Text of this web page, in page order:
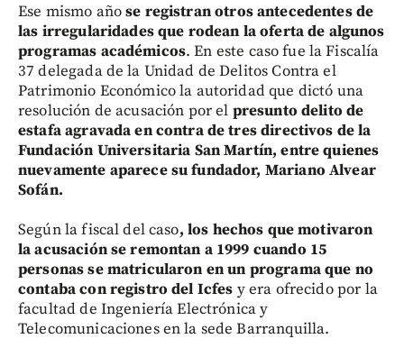
Ese mismo añose registran otros antecedentes de
las irregularidades que rodean la oferta de algunos
programas académicos. En este caso fue la Fiscalía
37 delegada de la Unidad de Delitos Contra el
Patrimonio Económico la autoridad que dictó una
resolución de acusación por el presunto delito de
estafa agravada en contra de tres directivos de la
Fundación Universitaria San Martín, entre quienes
nuevamente aparece su fundador, Mariano Alvear
Sofán.
Según la fiscal del caso, los hechos que motivaron
la acusación se remontan a 1999 cuando 15
personas se matricularon en un programa que no
contaba con registro del Icfes y era ofrecido por la
facultad de Ingeniería Electrónica y
Telecomunicaciones en la sede Barranquilla.